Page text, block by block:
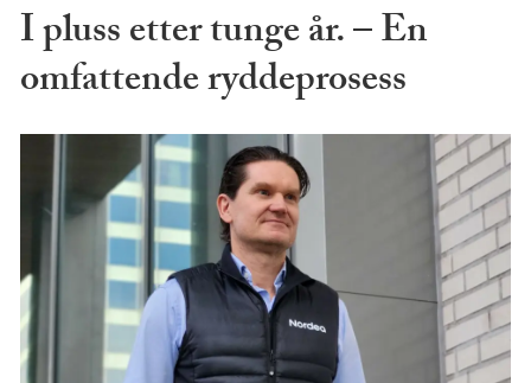
I pluss etter tunge år. – En
omfattende ryddeprosess